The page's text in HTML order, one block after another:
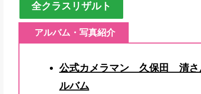
全クラスリザルト
アルバム・写真紹介
公式カメラマン 久保田 清さ
ルバム